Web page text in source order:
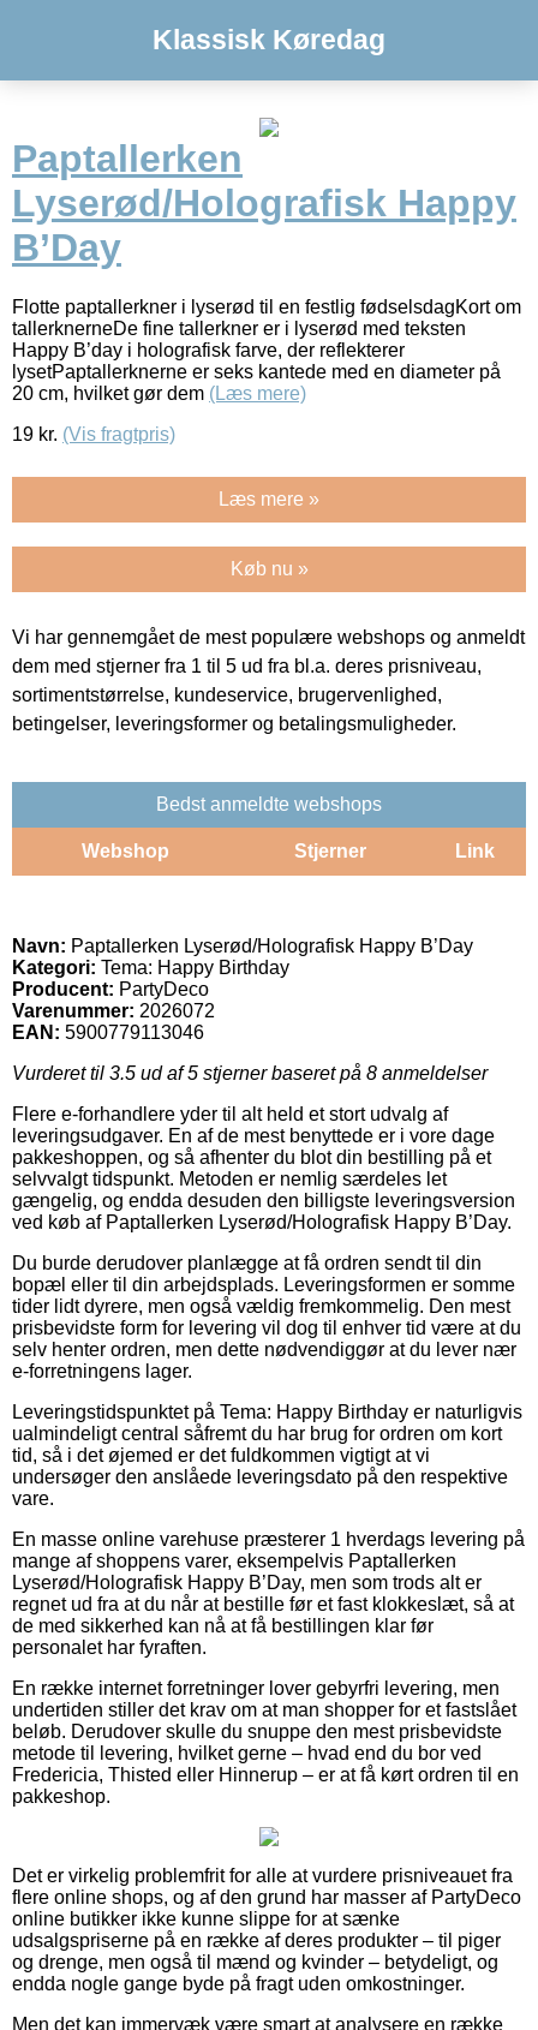
Klassisk Køredag
Paptallerken
Lyserød/Holografisk Happy
B’Day
Flotte paptallerkner i lyserød til en festlig fødselsdagKort om
tallerknerneDe fine tallerkner er i lyserød med teksten
Happy B’day i holografisk farve, der reflekterer
lysetPaptallerknerne er seks kantede med en diameter på
20 cm, hvilket gør dem (Læs mere)
19 kr. (Vis fragtpris)
Læs mere »
Køb nu »
Vi har gennemgået de mest populære webshops og anmeldt
dem med stjerner fra 1 til 5 ud fra bl.a. deres prisniveau,
sortimentstørrelse, kundeservice, brugervenlighed,
betingelser, leveringsformer og betalingsmuligheder.
Bedst anmeldte webshops
Webshop Stjerner Link
Navn: Paptallerken Lyserød/Holografisk Happy B’Day
Kategori: Tema: Happy Birthday
Producent: PartyDeco
Varenummer: 2026072
EAN: 5900779113046
Vurderet til 3.5 ud af 5 stjerner baseret på 8 anmeldelser
Flere e-forhandlere yder til alt held et stort udvalg af
leveringsudgaver. En af de mest benyttede er i vore dage
pakkeshoppen, og så afhenter du blot din bestilling på et
selvvalgt tidspunkt. Metoden er nemlig særdeles let
gængelig, og endda desuden den billigste leveringsversion
ved køb af Paptallerken Lyserød/Holografisk Happy B’Day.
Du burde derudover planlægge at få ordren sendt til din
bopæl eller til din arbejdsplads. Leveringsformen er somme
tider lidt dyrere, men også vældig fremkommelig. Den mest
prisbevidste form for levering vil dog til enhver tid være at du
selv henter ordren, men dette nødvendiggør at du lever nær
e-forretningens lager.
Leveringstidspunktet på Tema: Happy Birthday er naturligvis
ualmindeligt central såfremt du har brug for ordren om kort
tid, så i det øjemed er det fuldkommen vigtigt at vi
undersøger den anslåede leveringsdato på den respektive
vare.
En masse online varehuse præsterer 1 hverdags levering på
mange af shoppens varer, eksempelvis Paptallerken
Lyserød/Holografisk Happy B’Day, men som trods alt er
regnet ud fra at du når at bestille før et fast klokkeslæt, så at
de med sikkerhed kan nå at få bestillingen klar før
personalet har fyraften.
En række internet forretninger lover gebyrfri levering, men
undertiden stiller det krav om at man shopper for et fastslået
beløb. Derudover skulle du snuppe den mest prisbevidste
metode til levering, hvilket gerne – hvad end du bor ved
Fredericia, Thisted eller Hinnerup – er at få kørt ordren til en
pakkeshop.
Det er virkelig problemfrit for alle at vurdere prisniveauet fra
flere online shops, og af den grund har masser af PartyDeco
online butikker ikke kunne slippe for at sænke
udsalgspriserne på en række af deres produkter – til piger
og drenge, men også til mænd og kvinder – betydeligt, og
endda nogle gange byde på fragt uden omkostninger.
Men det kan immervæk være smart at analysere en række